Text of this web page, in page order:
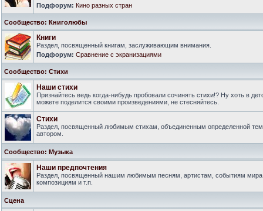
Подфорум: Кино разных стран
Сообщество: Книголюбы
Книги
Раздел, посвященный книгам, заслуживающим внимания.
Подфорум: Сравнение с экранизациями
Сообщество: Стихи
Наши стихи
Признайтесь ведь когда-нибудь пробовали сочинять стихи!? Ну хоть в
можете поделится своими произведениями, не стесняйтесь.
Стихи
Раздел, посвященный любимым стихам, объединенным определенной
автором.
Сообщество: Музыка
Наши предпочтения
Раздел, посвященный нашим любимым песням, артистам, событиям
композициям и т.п.
Сцена